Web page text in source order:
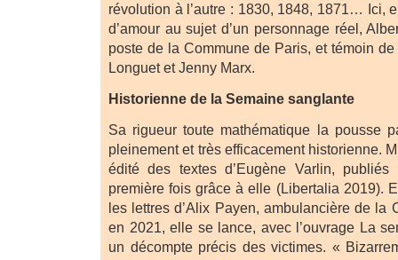
révolution à l’autre : 1830, 1848, 1871… Ici,
d’amour au sujet d’un personnage réel,
poste de la Commune de Paris, et témoin
Longuet et Jenny Marx.
Historienne de la Semaine sanglante
Sa rigueur toute mathématique la pousse
pleinement et très efficacement historienne.
édité des textes d’Eugène Varlin,
première fois grâce à elle (Libertalia 2019).
les lettres d’Alix Payen, ambulancière de la
en 2021, elle se lance, avec l’ouvrage La
un décompte précis des victimes. «